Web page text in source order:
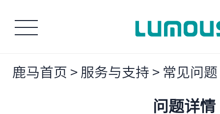
鹿马首页 > 服务与支持 > 常见问题
问题详情